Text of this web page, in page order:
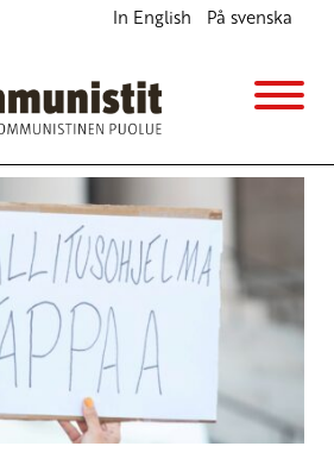
In English På svenska